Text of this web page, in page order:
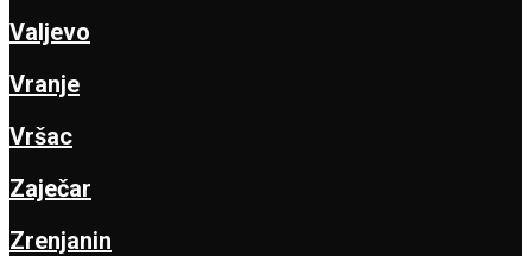
Valjevo
Vranje
Vršac
Zaječar
Zrenjanin